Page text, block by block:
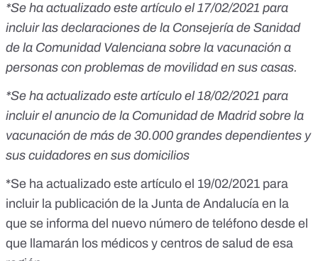
*Se ha actualizado este artículo el 17/02/2021 para
incluir las declaraciones de la Consejería de Sanidad
de la Comunidad Valenciana sobre la vacunación a
personas con problemas de movilidad en sus casas.
*Se ha actualizado este artículo el 18/02/2021 para
incluir el anuncio de la Comunidad de Madrid sobre la
vacunación de más de 30.000 grandes dependientes y
sus cuidadores en sus domicilios
*Se ha actualizado este artículo el 19/02/2021 para
incluir la publicación de la Junta de Andalucía en la
que se informa del nuevo número de teléfono desde el
que llamarán los médicos y centros de salud de esa